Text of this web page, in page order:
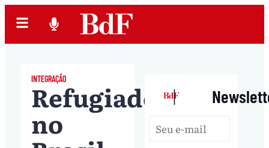
INTEGRAÇÃO
Refugiados
no
|